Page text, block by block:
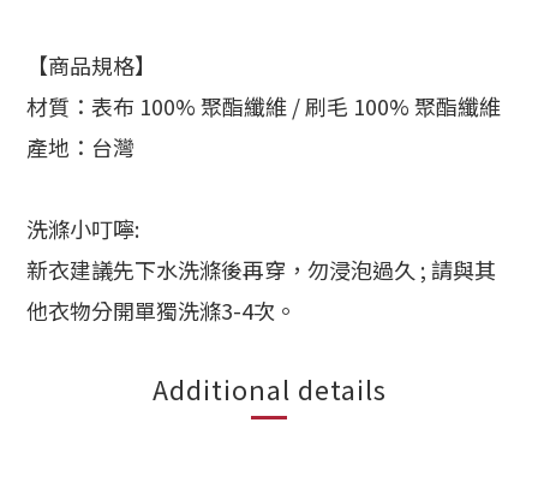
【商品規格】
材質：表布 100% 聚酯纖維 / 刷毛 100% 聚酯纖維
產地：台灣
洗滌小叮嚀:
新衣建議先下水洗滌後再穿，勿浸泡過久 ; 請與其
他衣物分開單獨洗滌3-4次。
Additional details